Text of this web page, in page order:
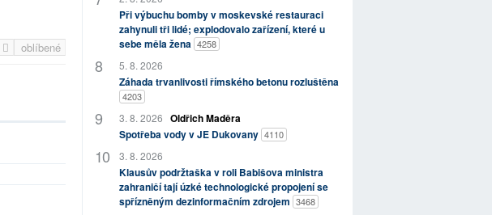
oblíbené
Při výbuchu bomby v moskevské restauraci
zahynuli tři lidé; explodovalo zařízení, které u
sebe měla žena 4258
5. 8. 2026
Záhada trvanlivosti římského betonu rozluštěna
4203
3. 8. 2026 Oldřich Maděra
Spotřeba vody v JE Dukovany 4110
3. 8. 2026
Klausův podržtaška v roli Babišova ministra
zahraničí tají úzké technologické propojení se
spřízněným dezinformačním zdrojem 3468